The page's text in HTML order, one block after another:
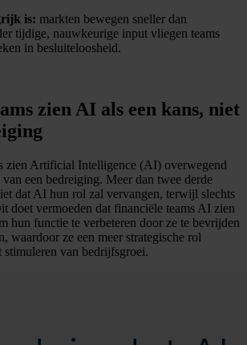
is: markten bewegen sneller dan
tijdige, nauwkeurige input vliegen teams
in besluiteloosheid.
zien AI als een kans, niet
zien Artificial Intelligence (AI) overwegend
van een bedreiging. Meer dan twee derde
dat AI hun rol zal vervangen, terwijl slechts
doet vermoeden dat financiële teams AI zien
hun functie te verbeteren door ze te bevrijden
waardoor ze een meer strategische rol
stimuleren van bedrijfsgroei.